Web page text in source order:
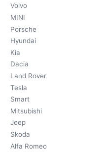
Volvo
MINI
Porsche
Hyundai
Kia
Dacia
Land Rover
Tesla
Smart
Mitsubishi
Jeep
Skoda
Alfa Romeo